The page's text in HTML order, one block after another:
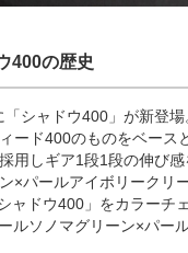
400の歴史
「シャドウ400」が新登場
ード400のものをベース
用しギア1段1段の伸び
×パールアイボリークリ
ャドウ400」をカラーチェ
ルソノマグリーン×パー